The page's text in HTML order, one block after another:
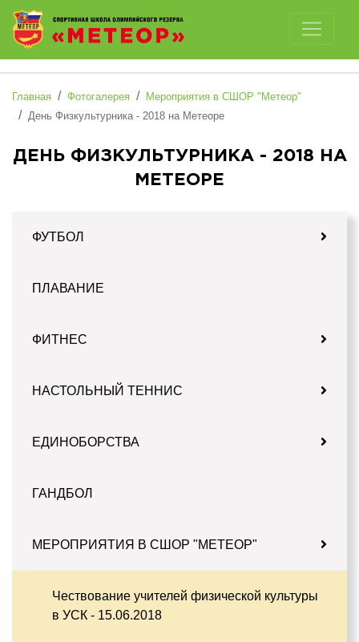
Отключить картинки
Главная Фотогалерея
Мероприятия в СШОР "Метеор"
День Физкультурника - 2018 на Метеоре
ДЕНЬ ФИЗКУЛЬТУРНИКА - 2018 НА
МЕТЕОРЕ
ФУТБОЛ
ПЛАВАНИЕ
ФИТНЕС
НАСТОЛЬНЫЙ ТЕННИС
ЕДИНОБОРСТВА
ГАНДБОЛ
МЕРОПРИЯТИЯ В СШОР "МЕТЕОР"
Чествование учителей физической культуры
в УСК - 15.06.2018